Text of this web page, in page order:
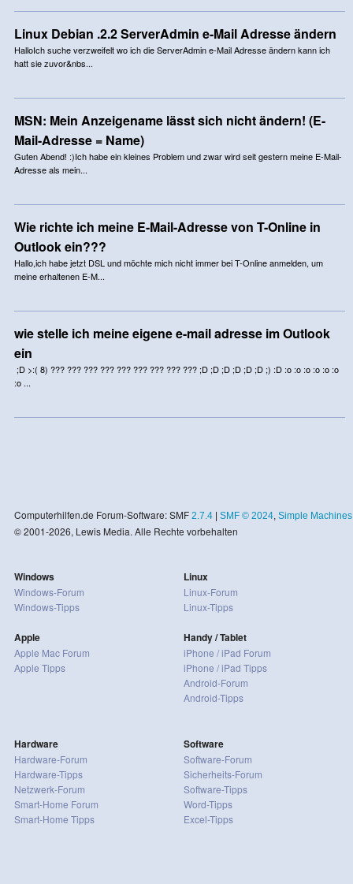
Linux Debian .2.2 ServerAdmin e-Mail Adresse ändern
HalloIch suche verzweifelt wo ich die ServerAdmin e-Mail Adresse ändern kann ich
hatt sie zuvor&nbs...
MSN: Mein Anzeigename lässt sich nicht ändern! (E-
Mail-Adresse = Name)
Guten Abend! :)Ich habe ein kleines Problem und zwar wird seit gestern meine E-Mail-
Adresse als mein...
Wie richte ich meine E-Mail-Adresse von T-Online in
Outlook ein???
Hallo,ich habe jetzt DSL und möchte mich nicht immer bei T-Online anmelden, um
meine erhaltenen E-M...
wie stelle ich meine eigene e-mail adresse im Outlook
ein
;D >:( 8) ??? ??? ??? ??? ??? ??? ??? ??? ??? ;D ;D ;D ;D ;D ;D ;) :D :o :o :o :o :o :o
:o ...
Computerhilfen.de Forum-Software: SMF 2.7.4| SMF © 2024, Simple Machines
© 2001-2026, Lewis Media. Alle Rechte vorbehalten
Windows
Windows-Forum
Windows-Tipps
Apple
Apple Mac Forum
Apple Tipps
Linux
Linux-Forum
Linux-Tipps
Handy / Tablet
iPhone / iPad Forum
iPhone / iPad Tipps
Android-Forum
Android-Tipps
Hardware
Hardware-Forum
Hardware-Tipps
Netzwerk-Forum
Smart-Home Forum
Smart-Home Tipps
Software
Software-Forum
Sicherheits-Forum
Software-Tipps
Word-Tipps
Excel-Tipps